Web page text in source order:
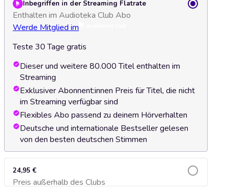
Inbegriffen in der Streaming Flatrate
Enthalten im Audioteka Club Abo
Werde Mitglied im
Teste 30 Tage gratis
Dieser und weitere 80.000 Titel enthalten im
Streaming
Exklusiver Abonnent:innen Preis für Titel, die nicht
im Streaming verfügbar sind
Flexibles Abo passend zu deinem Hörverhalten
Deutsche und internationale Bestseller gelesen
von den besten deutschen Stimmen
24,95 €
Preis außerhalb des ClubsZum Warenkorb hinzufügen